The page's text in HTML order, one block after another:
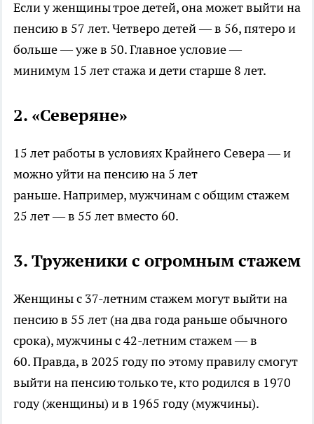
Если у женщины трое детей, она может выйти на
пенсию в 57 лет. Четверо детей — в 56, пятеро и
больше — уже в 50. Главное условие —
минимум 15 лет стажа и дети старше 8 лет.
2. «Северяне»
15 лет работы в условиях Крайнего Севера — и
можно уйти на пенсию на 5 лет
раньше. Например, мужчинам с общим стажем
25 лет — в 55 лет вместо 60.
3. Труженики с огромным стажем
Женщины с 37-летним стажем могут выйти на
пенсию в 55 лет (на два года раньше обычного
срока), мужчины с 42-летним стажем — в
60. Правда, в 2025 году по этому правилу смогут
выйти на пенсию только те, кто родился в 1970
году (женщины) и в 1965 году (мужчины).